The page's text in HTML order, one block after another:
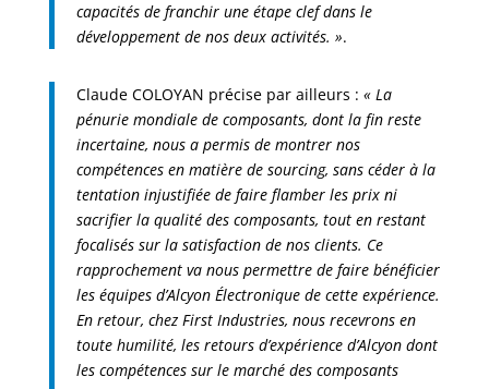
capacités de franchir une étape clef dans le
développement de nos deux activités. ».
Claude COLOYAN précise par ailleurs : « La
pénurie mondiale de composants, dont la fin reste
incertaine, nous a permis de montrer nos
compétences en matière de sourcing, sans céder à la
tentation injustifiée de faire flamber les prix ni
sacrifier la qualité des composants, tout en restant
focalisés sur la satisfaction de nos clients. Ce
rapprochement va nous permettre de faire bénéficier
les équipes d’Alcyon Électronique de cette expérience.
En retour, chez First Industries, nous recevrons en
toute humilité, les retours d’expérience d’Alcyon dont
les compétences sur le marché des composants